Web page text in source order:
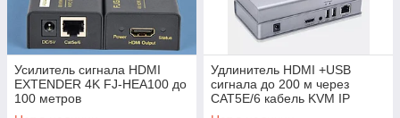
Усилитель сигнала HDMI
EXTENDER 4K FJ-HEA100 до
100 метров
Удлинитель HDMI +USB
сигнала до 200 м через
CAT5E/6 кабель KVM IP
EXTENDER